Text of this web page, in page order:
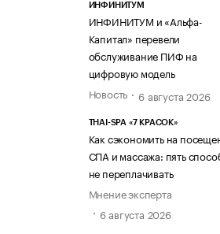
ИНФИНИТУМ
ИНФИНИТУМ и «Альфа-
Капитал» перевели
обслуживание ПИФ на
цифровую модель
Новость
6 августа 2026
THAI-SPA «7 КРАСОК»
Как сэкономить на
СПА и массажа: пять
не переплачивать
Мнение эксперта
6 августа 2026